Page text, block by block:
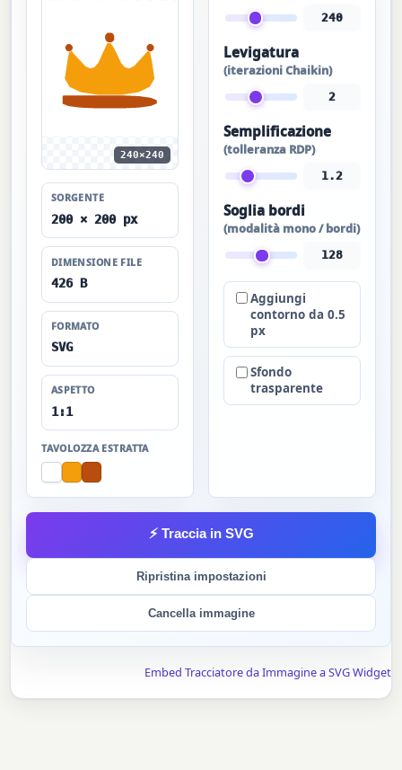
240×240
SORGENTE
200 × 200 px
DIMENSIONE FILE
426 B
FORMATO
SVG
ASPETTO
1:1
TAVOLOZZA ESTRATTA
240
Levigatura
(iterazioni Chaikin)
2
Semplificazione
(tolleranza RDP)
1.2
Soglia bordi
(modalità mono / bordi)
128
Aggiungi
contorno da 0.5
px
Sfondo
trasparente
⚡ Traccia in SVG
Ripristina impostazioni
Cancella immagine
Embed Tracciatore da Immagine a SVG Widget